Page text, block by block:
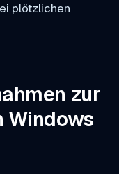
plötzlichen
zur
Windows